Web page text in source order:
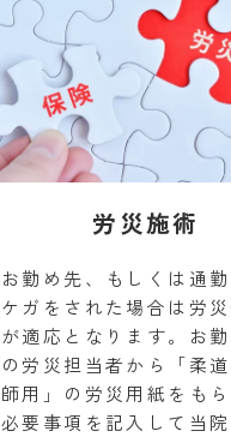
労災施術
お勤め先、もしくは通
ケガをされた場合は労
が適応となります。お
の労災担当者から「柔
師用」の労災用紙をもら
必要事項を記入して当